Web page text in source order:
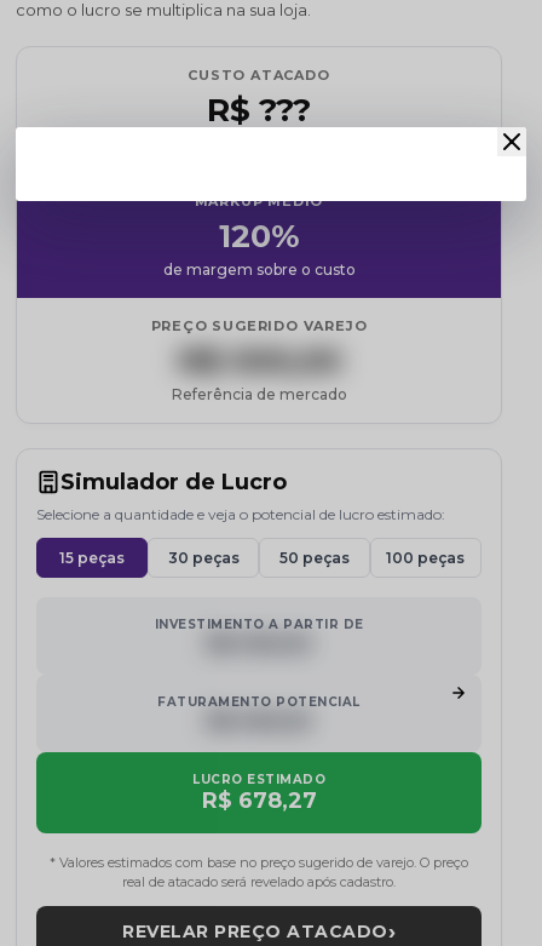
como o lucro se multiplica na sua loja.
CUSTO ATACADO
R$ ???
MARKUP MÉDIO
120%
de margem sobre o custo
PREÇO SUGERIDO VAREJO
R$ 000,00
Referência de mercado
Simulador de Lucro
Selecione a quantidade e veja o potencial de lucro estimado:
15 peças 30 peças 50 peças 100 peças
INVESTIMENTO A PARTIR DE
FATURAMENTO POTENCIAL
LUCRO ESTIMADO
R$ 678,27
* Valores estimados com base no preço sugerido de varejo. O preço
real de atacado será revelado após cadastro.
REVELAR PREÇO ATACADO›